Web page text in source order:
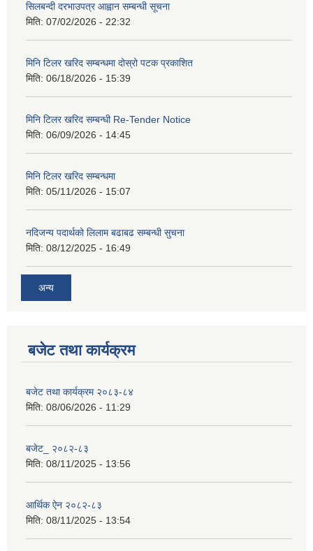
सिलबन्दी दरभाउपत्र आह्वान सम्बन्धी सूचना
मिति: 07/02/2026 - 22:32
मिनि टिलर खरिद सम्बन्धमा दोस्रो पटक प्रकाशित
मिति: 06/18/2026 - 15:39
मिनि टिलर खरिद सम्बन्धी Re-Tender Notice
मिति: 06/09/2026 - 14:45
मिनि टिलर खरिद सम्बन्धमा
मिति: 05/11/2026 - 15:07
नदिजन्य पदार्थको लिलाम बढाबढ सम्बन्धी सुचना
मिति: 08/12/2025 - 16:49
अन्य
बजेट तथा कार्यक्रम
बजेट तथा कार्यक्रम २०८३-८४
मिति: 08/06/2026 - 11:29
बजेट_ २०८२-८३
मिति: 08/11/2025 - 13:56
आर्थिक ऐन २०८२-८३
मिति: 08/11/2025 - 13:54